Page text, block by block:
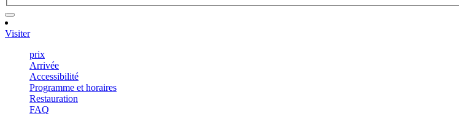
Visiter
prix
Arrivée
Accessibilité
Programme et horaires
Restauration
FAQ